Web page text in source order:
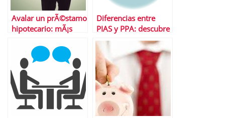
Avalar un prÃ©stamo
hipotecario: mÃ¡s
Diferencias entre
PIAS y PPA: descubre
las mÃ¡s importantes